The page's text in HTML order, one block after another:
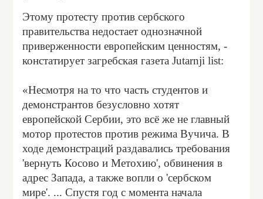
Этому протесту против сербского
правительства недостает однозначной
приверженности европейским ценностям, -
констатирует загребская газета Jutarnji list:
«Несмотря на то что часть студентов и
демонстрантов безусловно хотят
европейской Сербии, это всё же не главный
мотор протестов против режима Вучича. В
ходе демонстраций раздавались требования
'вернуть Косово и Метохию', обвинения в
адрес Запада, а также вопли о 'сербском
мире'. ... Спустя год с момента начала